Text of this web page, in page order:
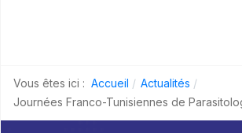
Vous êtes ici : Accueil
Actualités
Journées Franco-Tunisiennes de